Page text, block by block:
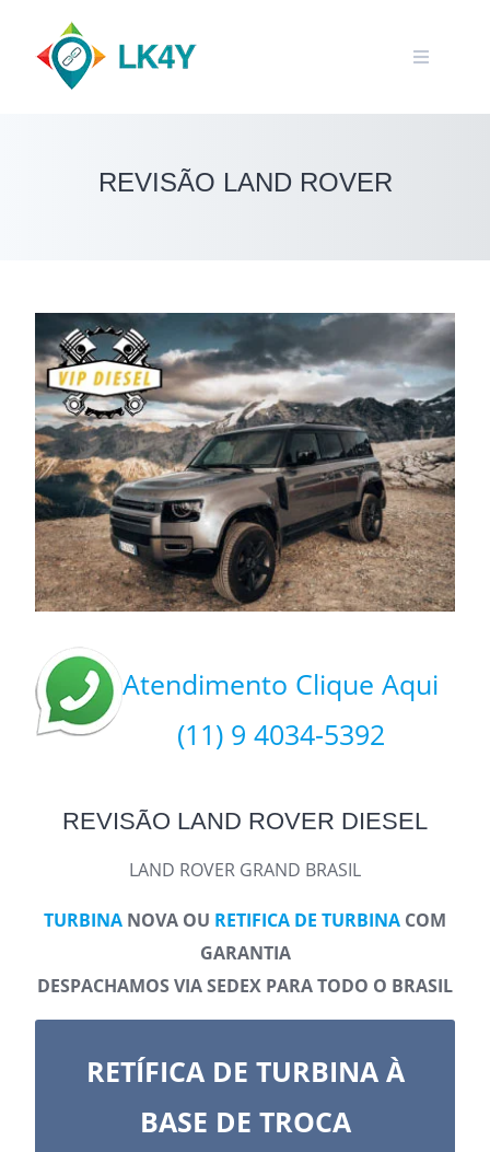
content
REVISÃO LAND ROVER
Atendimento Clique Aqui
(11) 9 4034-5392
REVISÃO LAND ROVER DIESEL
LAND ROVER GRAND BRASIL
TURBINA NOVA OU RETIFICA DE TURBINA COM
GARANTIA
DESPACHAMOS VIA SEDEX PARA TODO O BRASIL
RETÍFICA DE TURBINA À
BASE DE TROCA